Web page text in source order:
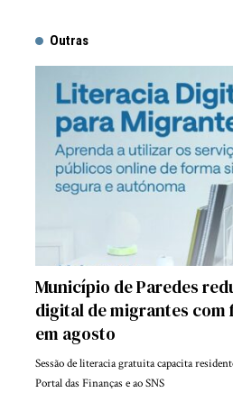
Outras
Município de Paredes
digital de migrantes
em agosto
Sessão de literacia gratuita capacita
Portal das Finanças e ao SNS